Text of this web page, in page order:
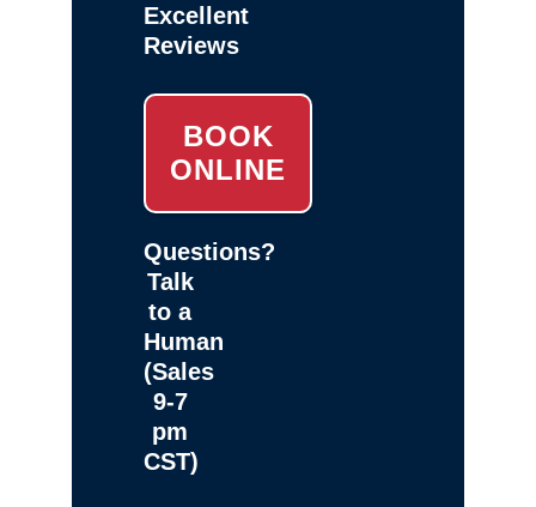
Excellent
Reviews
BOOK
ONLINE
Questions?
Talk
to a
Human
(Sales
9-7
pm
CST)